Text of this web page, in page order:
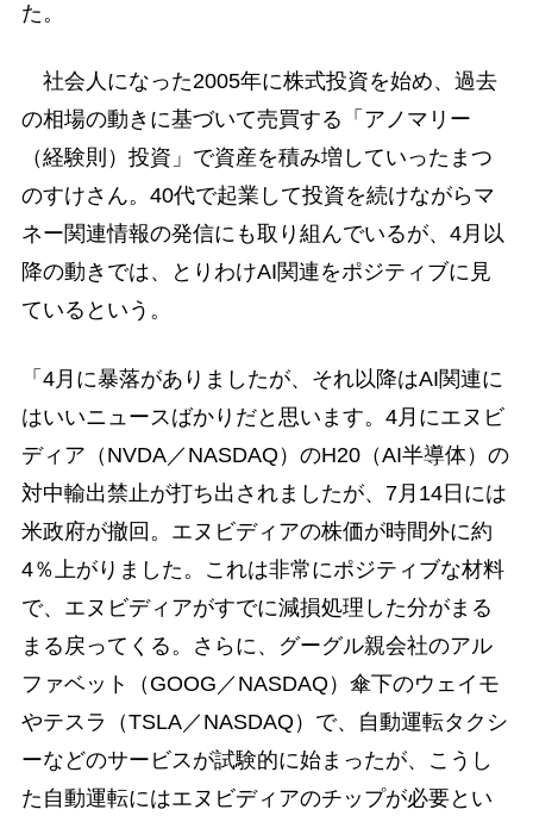
た。
社会人になった2005年に株式投資を始め、過去
の相場の動きに基づいて売買する「アノマリー
（経験則）投資」で資産を積み増していったまつ
のすけさん。40代で起業して投資を続けながらマ
ネー関連情報の発信にも取り組んでいるが、4月以
降の動きでは、とりわけAI関連をポジティブに見
ているという。
「4月に暴落がありましたが、それ以降はAI関連に
はいいニュースばかりだと思います。4月にエヌビ
ディア（NVDA／NASDAQ）のH20（AI半導体）の
対中輸出禁止が打ち出されましたが、7月14日には
米政府が撤回。エヌビディアの株価が時間外に約
4％上がりました。これは非常にポジティブな材料
で、エヌビディアがすでに減損処理した分がまる
まる戻ってくる。さらに、グーグル親会社のアル
ファベット（GOOG／NASDAQ）傘下のウェイモ
やテスラ（TSLA／NASDAQ）で、自動運転タクシ
ーなどのサービスが試験的に始まったが、こうし
た自動運転にはエヌビディアのチップが必要とい